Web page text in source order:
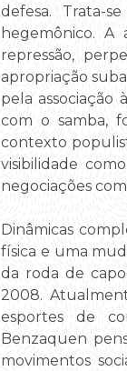
defesa. Trata-
hegemônico. A
repressão,
apropriação
pela associação
com o samba,
contexto
visibilidade
negociações
Dinâmicas
física e uma
da roda de
2008.
esportes de
Benzaquen
movimentos